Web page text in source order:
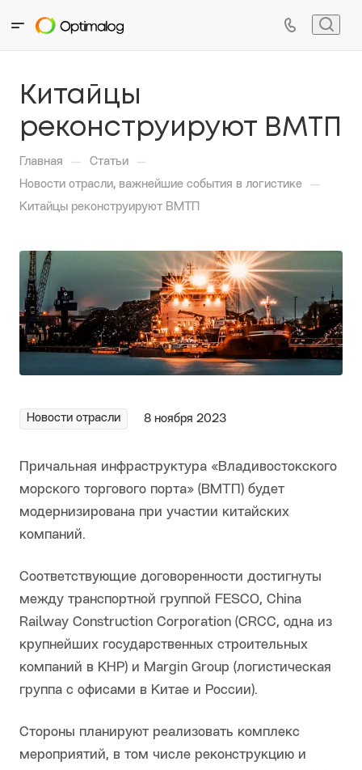
Китайцы
реконструируют ВМТП
Главная — Статьи —
Новости отрасли, важнейшие события в логистике —
Китайцы реконструируют ВМТП
Новости отрасли 8 ноября 2023
Причальная инфраструктура «Владивостокского
морского торгового порта» (ВМТП) будет
модернизирована при участии китайских
компаний.
Соответствующие договоренности достигнуты
между транспортной группой FESCO, Сhina
Railway Construction Corporation (CRCC, одна из
крупнейших государственных строительных
компаний в КНР) и Margin Group (логистическая
группа с офисами в Китае и России).
Стороны планируют реализовать комплекс
мероприятий, в том числе реконструкцию и